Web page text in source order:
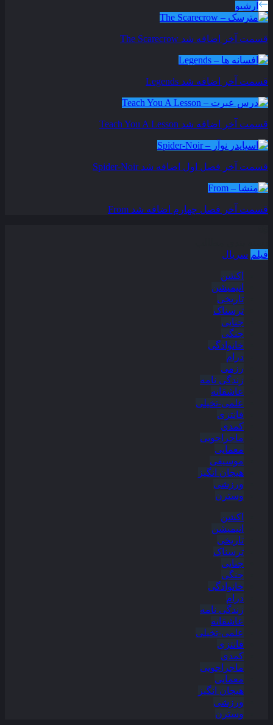
آرشیو
قسمت آخر اضافه شد The Scarecrow
قسمت آخر اضافه شد Legends
قسمت آخر اضافه شد Teach You A Lesson
قسمت آخر فصل اول اضافه شد Spider-Noir
قسمت آخر فصل چهارم اضافه شد From
فیلم سریال
اکشن
انیمیشن
تاریخی
ترسناک
جنایی
جنگی
خانوادگی
درام
رزمی
زندگی نامه
عاشقانه
علمی-تخیلی
فانتزی
کمدی
ماجراجویی
معمایی
موسیقی
هیجان انگیز
ورزشی
وسترن
اکشن
انیمیشن
تاریخی
ترسناک
جنایی
جنگی
خانوادگی
درام
زندگی نامه
عاشقانه
علمی-تخیلی
فانتزی
کمدی
ماجراجویی
معمایی
هیجان انگیز
ورزشی
وسترن